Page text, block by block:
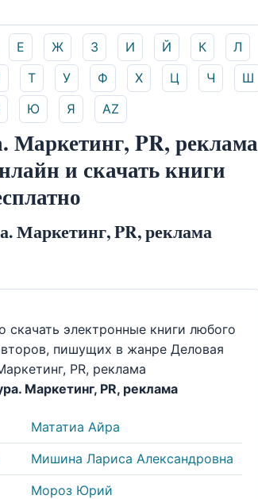
Е Ж З И Й К
Л
Т У Ф Х Ц Ч
Ш
Ю Я AZ
Маркетинг, PR, реклама
и скачать книги
Маркетинг, PR, реклама
скачать электронные книги любого
пишущих в жанре Деловая
PR, реклама
Маркетинг, PR, реклама
Мататиа Айра
Мишина Лариса Александровна
Мороз Юрий